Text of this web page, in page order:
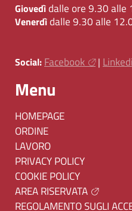
Giovedìdalle ore 9.30 alle
Venerdìdalle 9.30 alle
Social: Facebook |
Menu
HOMEPAGE
ORDINE
LAVORO
PRIVACY POLICY
COOKIE POLICY
AREA RISERVATA
REGOLAMENTO SUGLI